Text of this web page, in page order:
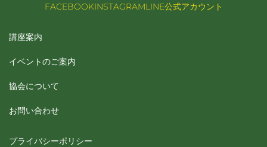
FACEBOOKINSTAGRAMLINE公式アカウント
講座案内
イベントのご案内
協会について
お問い合わせ
プライバシーポリシー